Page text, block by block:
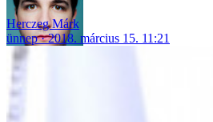
Herczeg Márk
ünnep
2018. március 15. 11:21